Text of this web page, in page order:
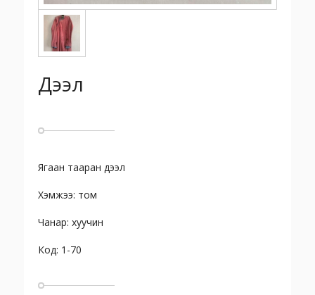
Дээл
Ягаан тааран дээл
Хэмжээ: том
Чанар: хуучин
Код: 1-70